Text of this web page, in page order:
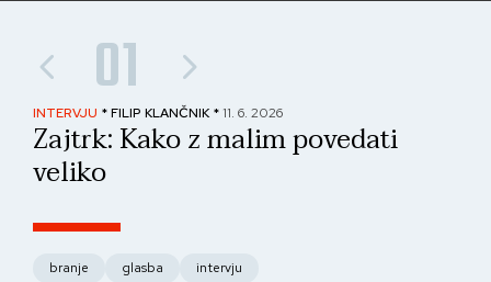
01
INTERVJU * FILIP KLANČNIK * 11. 6. 2026
Zajtrk: Kako z malim povedati
veliko
branje glasba intervju